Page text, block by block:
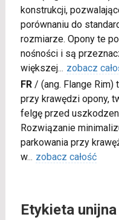
konstrukcji,
porównaniu do
rozmiarze. Opony te
nośności i są
większej... zobacz
FR/ (ang. Flange Rim)
przy krawędzi opony,
felgę przed
Rozwiązanie
parkowania przy
w... zobacz całość
Etykieta unijna